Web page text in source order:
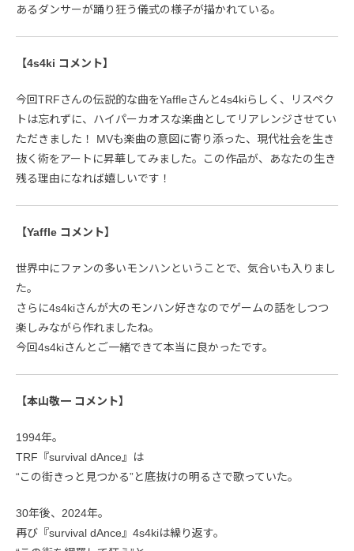
あるダンサーが踊り狂う儀式の様子が描かれている。
【4s4ki コメント】
今回TRFさんの伝説的な曲をYaffleさんと4s4kiらしく、リスペク
トは忘れずに、ハイパーカオスな楽曲としてリアレンジさせてい
ただきました！ MVも楽曲の意図に寄り添った、現代社会を生き
抜く術をアートに昇華してみました。この作品が、あなたの生き
残る理由になれば嬉しいです！
【Yaffle コメント】
世界中にファンの多いモンハンということで、気合いも入りまし
た。
さらに4s4kiさんが大のモンハン好きなのでゲームの話をしつつ
楽しみながら作れましたね。
今回4s4kiさんとご一緒できて本当に良かったです。
【本山敬一 コメント】
1994年。
TRF『survival dAnce』は
“この街きっと見つかる”と底抜けの明るさで歌っていた。
30年後、2024年。
再び『survival dAnce』4s4kiは繰り返す。